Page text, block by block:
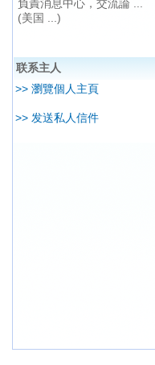
負責消息中心，交流論 ...
(美国 ...)
联系主人
>> 瀏覽個人主頁
>> 发送私人信件